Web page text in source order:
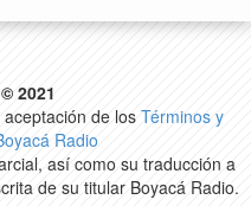
2021
de los Términos y
Radio
así como su traducción a
de su titular Boyacá Radio.